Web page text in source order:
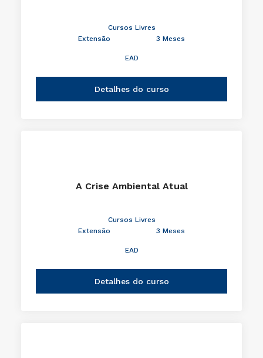
Cursos Livres
Extensão
3 Meses
EAD
Detalhes do curso
A Crise Ambiental Atual
Cursos Livres
Extensão
3 Meses
EAD
Detalhes do curso